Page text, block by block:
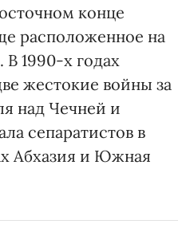
конце
расположенное на
В 1990-х годах
жестокие войны за
над Чечней и
сепаратистов в
Абхазия и Южная